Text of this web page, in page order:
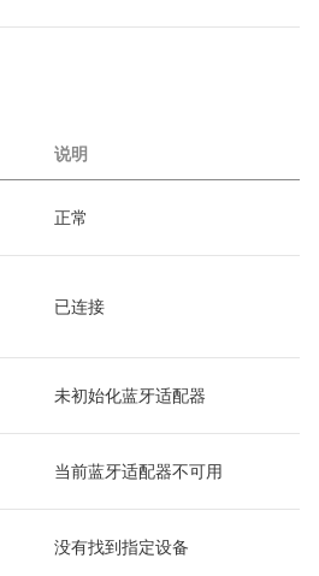
说明
正常
已连接
未初始化蓝牙适配器
当前蓝牙适配器不可用
没有找到指定设备